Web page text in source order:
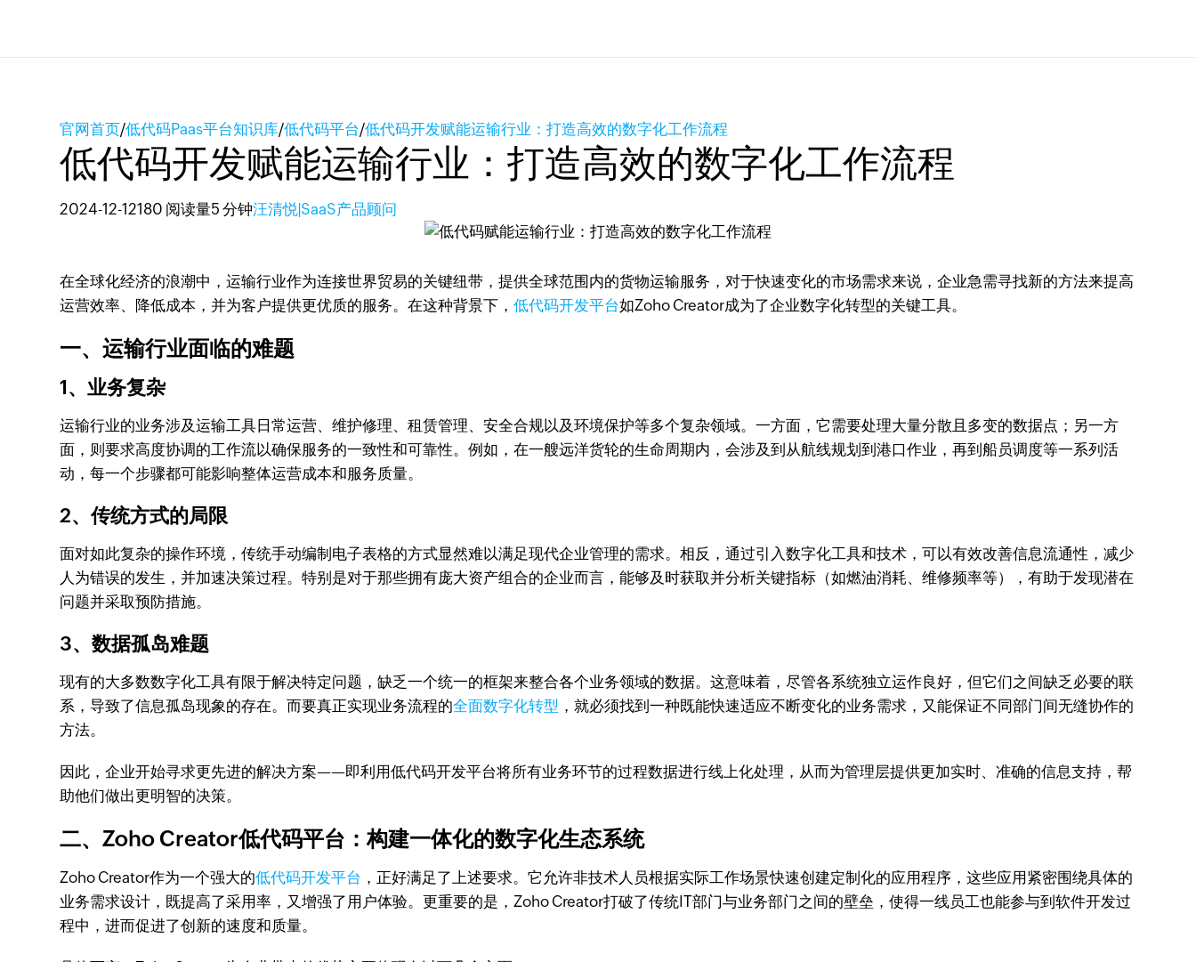
官网首页/低代码Paas平台知识库/低代码平台/低代码开发赋能运输行业：打造高效的数字化工作流程
低代码开发赋能运输行业：打造高效的数字化工作流程
2024-12-12180 阅读量5 分钟汪清悦|SaaS产品顾问
在全球化经济的浪潮中，运输行业作为连接世界贸易的关键纽带，提供全球范围内的货物运输服务，对于快速变化的市场需求来说，企业急需寻找新的方法来提高
运营效率、降低成本，并为客户提供更优质的服务。在这种背景下，低代码开发平台如Zoho Creator成为了企业数字化转型的关键工具。
一、运输行业面临的难题
1、业务复杂
运输行业的业务涉及运输工具日常运营、维护修理、租赁管理、安全合规以及环境保护等多个复杂领域。一方面，它需要处理大量分散且多变的数据点；另一方
面，则要求高度协调的工作流以确保服务的一致性和可靠性。例如，在一艘远洋货轮的生命周期内，会涉及到从航线规划到港口作业，再到船员调度等一系列活
动，每一个步骤都可能影响整体运营成本和服务质量。
2、传统方式的局限
面对如此复杂的操作环境，传统手动编制电子表格的方式显然难以满足现代企业管理的需求。相反，通过引入数字化工具和技术，可以有效改善信息流通性，减少
人为错误的发生，并加速决策过程。特别是对于那些拥有庞大资产组合的企业而言，能够及时获取并分析关键指标（如燃油消耗、维修频率等），有助于发现潜在
问题并采取预防措施。
3、数据孤岛难题
现有的大多数数字化工具有限于解决特定问题，缺乏一个统一的框架来整合各个业务领域的数据。这意味着，尽管各系统独立运作良好，但它们之间缺乏必要的联
系，导致了信息孤岛现象的存在。而要真正实现业务流程的全面数字化转型 ，就必须找到一种既能快速适应不断变化的业务需求，又能保证不同部门间无缝协作的
方法。
因此，企业开始寻求更先进的解决方案——即利用低代码开发平台将所有业务环节的过程数据进行线上化处理，从而为管理层提供更加实时、准确的信息支持，帮
助他们做出更明智的决策。
二、Zoho Creator低代码平台：构建一体化的数字化生态系统
Zoho Creator作为一个强大的低代码开发平台 ，正好满足了上述要求。它允许非技术人员根据实际工作场景快速创建定制化的应用程序，这些应用紧密围绕具体的
业务需求设计，既提高了采用率，又增强了用户体验。更重要的是，Zoho Creator打破了传统IT部门与业务部门之间的壁垒，使得一线员工也能参与到软件开发过
程中，进而促进了创新的速度和质量。